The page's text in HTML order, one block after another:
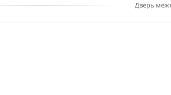
Дверь